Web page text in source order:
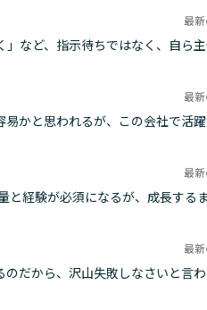
最
など、指示待ちではなく、自ら
最
かと思われるが、この会社で活
最
経験が必須になるが、成長する
最
だから、沢山失敗しなさいと言